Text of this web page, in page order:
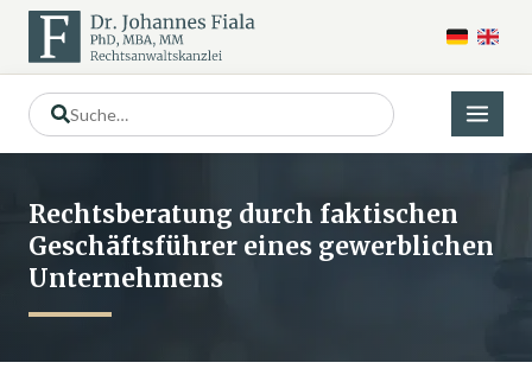
Rechtsberatung durch faktischen
Geschäftsführer eines gewerblichen
Unternehmens